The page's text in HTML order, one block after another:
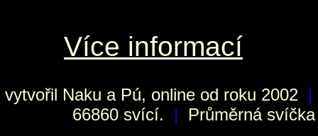
Více informací
vytvořil Naku a Pú, online od roku 2002 |
66860 svící.
| Průměrná